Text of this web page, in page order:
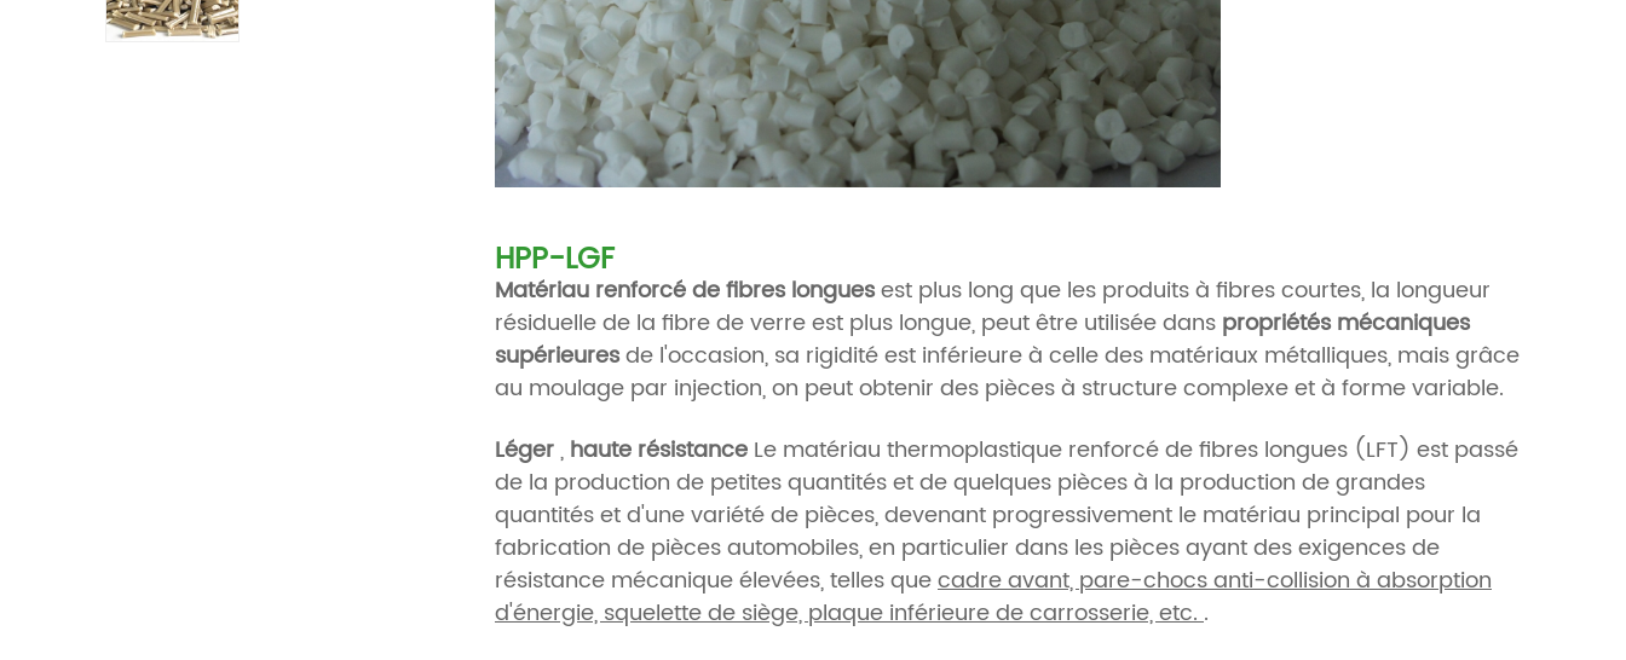
HPP-LGF
Matériau renforcé de fibres longuesest plus long que les produits à fibres courtes, la longueur
résiduelle de la fibre de verre est plus longue, peut être utilisée dans propriétés mécaniques
supérieuresde l'occasion, sa rigidité est inférieure à celle des matériaux métalliques, mais grâce
au moulage par injection, on peut obtenir des pièces à structure complexe et à forme variable.
Léger, haute résistance Le matériau thermoplastique renforcé de fibres longues (LFT) est passé
de la production de petites quantités et de quelques pièces à la production de grandes
quantités et d'une variété de pièces, devenant progressivement le matériau principal pour la
fabrication de pièces automobiles, en particulier dans les pièces ayant des exigences de
résistance mécanique élevées, telles quecadre avant, pare-chocs anti-collision à absorption
d'énergie, squelette de siège, plaque inférieure de carrosserie, etc..